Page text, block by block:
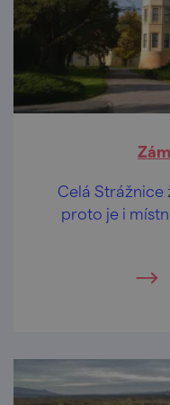
Celá Strážnice
proto je i